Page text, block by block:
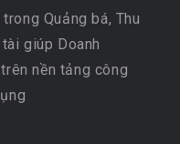
Quảng bá, Thu
giúp Doanh
nền tảng công